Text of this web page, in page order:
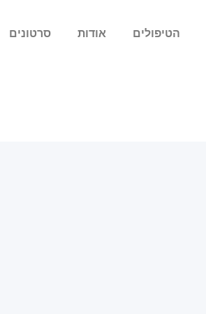
הטיפולים אודות סרטונים